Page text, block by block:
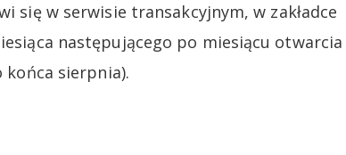
się w serwisie transakcyjnym, w zakładce
następującego po miesiącu otwarcia
końca sierpnia).